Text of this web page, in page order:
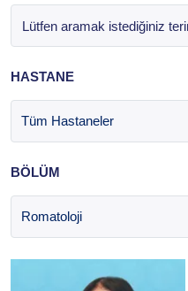
HASTANE
Tüm Hastaneler
BÖLÜM
Romatoloji